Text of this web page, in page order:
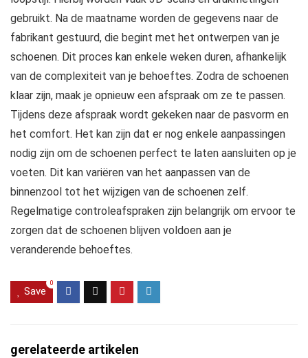
gebruikt. Na de maatname worden de gegevens naar de
fabrikant gestuurd, die begint met het ontwerpen van je
schoenen. Dit proces kan enkele weken duren, afhankelijk
van de complexiteit van je behoeftes. Zodra de schoenen
klaar zijn, maak je opnieuw een afspraak om ze te passen.
Tijdens deze afspraak wordt gekeken naar de pasvorm en
het comfort. Het kan zijn dat er nog enkele aanpassingen
nodig zijn om de schoenen perfect te laten aansluiten op je
voeten. Dit kan variëren van het aanpassen van de
binnenzool tot het wijzigen van de schoenen zelf.
Regelmatige controleafspraken zijn belangrijk om ervoor te
zorgen dat de schoenen blijven voldoen aan je
veranderende behoeftes.
Save
0
gerelateerde artikelen